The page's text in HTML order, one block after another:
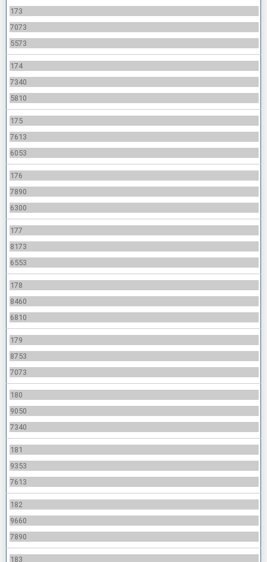
173
7073
5573
174
7340
5810
175
7613
6053
176
7890
6300
177
8173
6553
178
8460
6810
179
8753
7073
180
9050
7340
181
9353
7613
182
9660
7890
183